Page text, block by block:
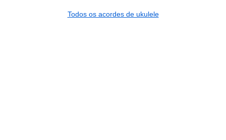
Todos os acordes de ukulele